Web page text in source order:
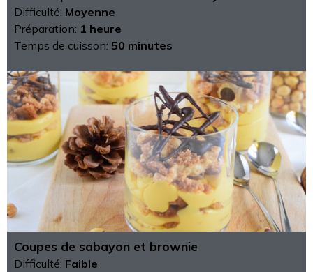
Difficulté: Moyenne
Préparation: 1 heure
Temps de cuisson: 50 minutes
Coupes de sabayon et brownie
Difficulté: Faible